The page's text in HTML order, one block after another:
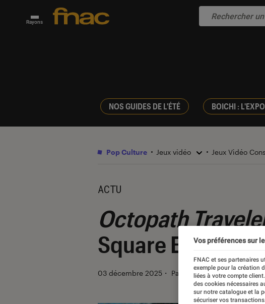
Rayons
NOS GUIDES DE L'ÉTÉ BOICHI :
Pop Culture Jeux vidéo Jeux Vidéo
ACTU
Octopath
Square Enix
03 décembre 2025 ・ Par Sarah Dupont
Vos préférences sur
FNAC et ses partenaires
exemple pour la création
liées à votre compte
des cookies nécessaires
sur notre catalogue et la
sécuriser vos